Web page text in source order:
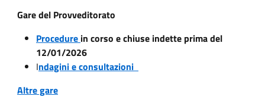
Gare del Provveditorato
Procedure in corso e chiuse indette prima del
12/01/2026
Indagini e consultazioni
Altre gare